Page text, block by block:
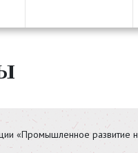
«Промышленное